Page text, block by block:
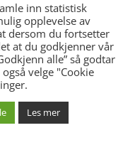
avTriologic
inn statistisk
opplevelse av
dersom du fortsetter
at du godkjenner vår
alle” så godtar
velge "Cookie
Les mer